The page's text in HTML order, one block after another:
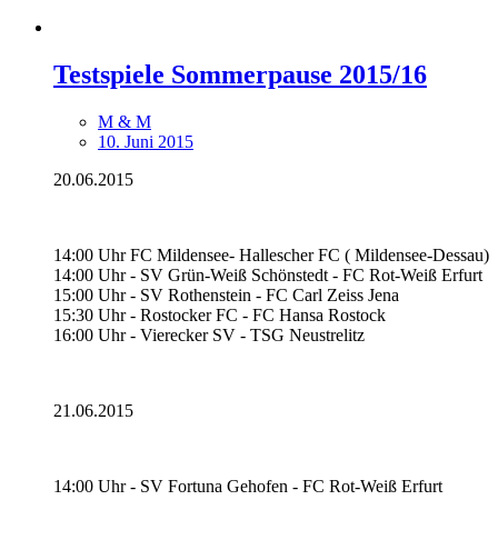
Testspiele Sommerpause 2015/16
M & M
10. Juni 2015
20.06.2015
14:00 Uhr FC Mildensee- Hallescher FC ( Mildensee-Dessau)
14:00 Uhr - SV Grün-Weiß Schönstedt - FC Rot-Weiß Erfurt
15:00 Uhr - SV Rothenstein - FC Carl Zeiss Jena
15:30 Uhr - Rostocker FC - FC Hansa Rostock
16:00 Uhr - Vierecker SV - TSG Neustrelitz
21.06.2015
14:00 Uhr - SV Fortuna Gehofen - FC Rot-Weiß Erfurt